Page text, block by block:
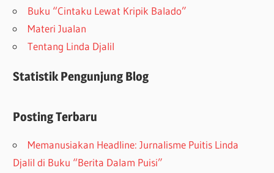
Buku “Cintaku Lewat Kripik Balado”
Materi Jualan
Tentang Linda Djalil
Statistik Pengunjung Blog
Posting Terbaru
Memanusiakan Headline: Jurnalisme Puitis Linda
Djalil di Buku “Berita Dalam Puisi”